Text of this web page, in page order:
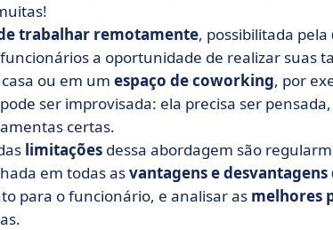
teletrabalho para os funcionários
do teletrabalho e como evitá-las?
é uma coisa boa ou ruim?
trabalhar remotamente, possibilitada pela
a oportunidade de realizar suas
ou em um espaço de coworking, por
ser improvisada: ela precisa ser
certas.
limitações dessa abordagem são
em todas asvantagens e
para o funcionário, e analisar as melhores